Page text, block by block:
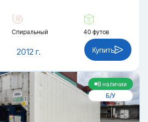
Спиральный 40 футов
2012 г. Купить
В наличии
Б/У